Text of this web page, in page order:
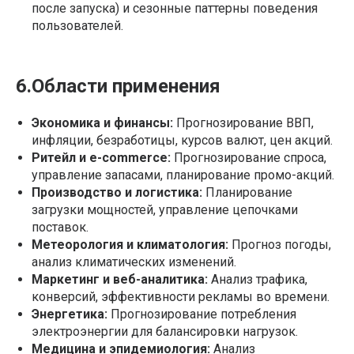
после запуска) и сезонные паттерны поведения
пользователей.
6.Области применения
Экономика и финансы: Прогнозирование ВВП,
инфляции, безработицы, курсов валют, цен акций.
Ритейл и e-commerce: Прогнозирование спроса,
управление запасами, планирование промо-акций.
Производство и логистика: Планирование
загрузки мощностей, управление цепочками
поставок.
Метеорология и климатология: Прогноз погоды,
анализ климатических изменений.
Маркетинг и веб-аналитика: Анализ трафика,
конверсий, эффективности рекламы во времени.
Энергетика: Прогнозирование потребления
электроэнергии для балансировки нагрузок.
Медицина и эпидемиология: Анализ